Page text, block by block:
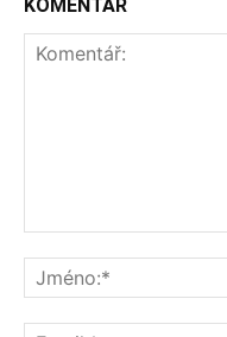
KOMENTÁŘ